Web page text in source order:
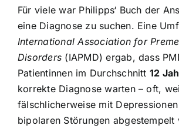
Für viele war Philipps‘ Buch der
eine Diagnose zu suchen. Eine
International Association for
Disorders (IAPMD) ergab, dass
Patientinnen im Durchschnitt 12
korrekte Diagnose warten – oft,
fälschlicherweise mit
bipolaren Störungen abgestempelt